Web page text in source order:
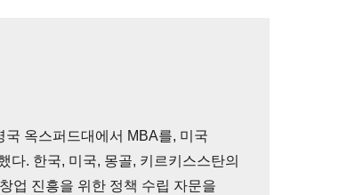
옥스퍼드대에서 MBA를, 미국
다. 한국, 미국, 몽골, 키르키스스탄의
업 진흥을 위한 정책 수립 자문을